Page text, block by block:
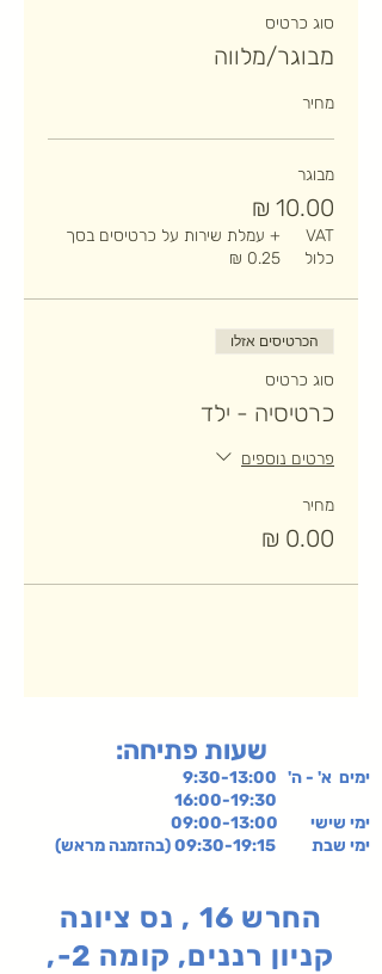
סוג כרטיס
מבוגר/מלווה
מחיר
מבוגר
VAT
כלול
+ עמלת שירות על כרטיסים בסך
‏0.25 ‏₪
הכרטיסים אזלו
סוג כרטיס
כרטיסיה - ילד
פרטים נוספים
מחיר
:שעות פתיחה
ימים א' - ה' 9:30-13:00
ימי שישי 09:00-13:00
ימי שבת 09:30-19:15 (בהזמנה מראש)
החרש 16 , נס ציונה
קניון רננים, קומה 2-,